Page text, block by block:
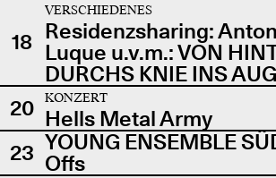
18
VERSCHIEDENES
Residenzsharing:
Luque u.v.m.: VON
DURCHS KNIE INS
20
KONZERT
Hells Metal Army
23 YOUNG ENSEMBLE
Offs